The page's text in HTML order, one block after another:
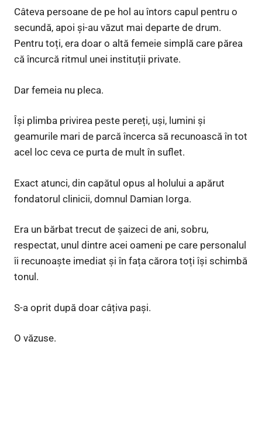
Câteva persoane de pe hol au întors capul pentru o
secundă, apoi și-au văzut mai departe de drum.
Pentru toți, era doar o altă femeie simplă care părea
că încurcă ritmul unei instituții private.
Dar femeia nu pleca.
Își plimba privirea peste pereți, uși, lumini și
geamurile mari de parcă încerca să recunoască în tot
acel loc ceva ce purta de mult în suflet.
Exact atunci, din capătul opus al holului a apărut
fondatorul clinicii, domnul Damian Iorga.
Era un bărbat trecut de șaizeci de ani, sobru,
respectat, unul dintre acei oameni pe care personalul
îi recunoaște imediat și în fața cărora toți își schimbă
tonul.
S-a oprit după doar câțiva pași.
O văzuse.